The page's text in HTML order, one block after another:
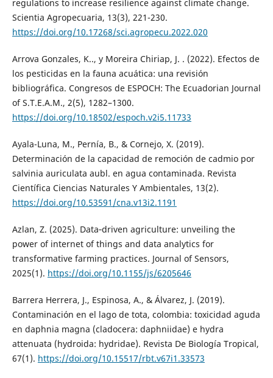
regulations to increase resilience against climate change.
Scientia Agropecuaria, 13(3), 221-230.
https://doi.org/10.17268/sci.agropecu.2022.020
Arrova Gonzales, K.., y Moreira Chiriap, J. . (2022). Efectos de
los pesticidas en la fauna acuática: una revisión
bibliográfica. Congresos de ESPOCH: The Ecuadorian Journal
of S.T.E.A.M., 2(5), 1282–1300.
https://doi.org/10.18502/espoch.v2i5.11733
Ayala-Luna, M., Pernía, B., & Cornejo, X. (2019).
Determinación de la capacidad de remoción de cadmio por
salvinia auriculata aubl. en agua contaminada. Revista
Científica Ciencias Naturales Y Ambientales, 13(2).
https://doi.org/10.53591/cna.v13i2.1191
Azlan, Z. (2025). Data‐driven agriculture: unveiling the
power of internet of things and data analytics for
transformative farming practices. Journal of Sensors,
2025(1). https://doi.org/10.1155/js/6205646
Barrera Herrera, J., Espinosa, A., & Álvarez, J. (2019).
Contaminación en el lago de tota, colombia: toxicidad aguda
en daphnia magna (cladocera: daphniidae) e hydra
attenuata (hydroida: hydridae). Revista De Biología Tropical,
67(1). https://doi.org/10.15517/rbt.v67i1.33573